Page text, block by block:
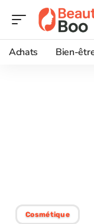
Achats Bien-
Cosmétique